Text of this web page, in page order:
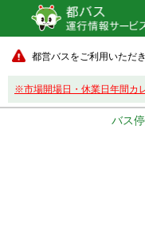
都営バスをご利用いただ
※市場開場日・休業日年間カ
バス